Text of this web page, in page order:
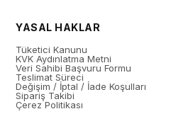
YASAL HAKLAR
Tüketici Kanunu
KVK Aydınlatma Metni
Veri Sahibi Başvuru Formu
Teslimat Süreci
Değişim / İptal / İade Koşulları
Sipariş Takibi
Çerez Politikası